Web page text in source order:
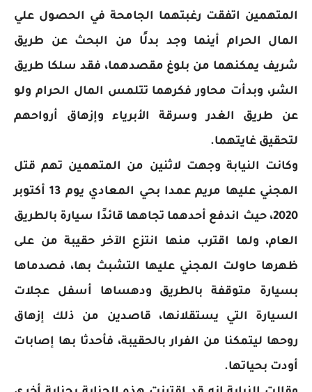
المتهمين اتفقت رغبتهما الجامحة في الحصول علي
المال الحرام أينما وجد بدلًا من البحث عن طريق
شريف يمكنهما من بلوغ مقصدهما، فقد سلكا طريق
الشر، وبدأت محاور فكرهما تتلمس المال الحرام ولو
عن طريق الغدر وسرقة الأبرياء وإزهاق أرواحهم
لتحقيق غايتهما.
وكانت النيابة وجهت لاثنين من المتهمين تهم قتل
المجني عليها مريم عمدا بحي المعادي يوم 13 أكتوبر
2020، حيث اندفع أحدهما تجاهها قائدًا سيارة بالطريق
العام، ولما اقترب منها انتزع الآخر حقيبة من على
ظهرها حاولت المجني عليها التشبث بها، فصدماها
بسيارة متوقفة بالطريق ودهساها أسفل عجلات
السيارة التي يستقلانها، قاصدين من ذلك إزهاق
روحها ليتمكنا من الفرار بالحقيبة، فأحدثا بها إصابات
أودت بحياتها.